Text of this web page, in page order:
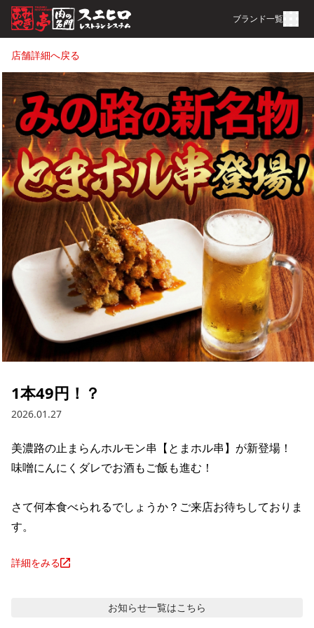
ブランド一覧
店舗詳細へ戻る
1本49円！？
2026.01.27
美濃路の止まらんホルモン串【とまホル串】が新登場！
味噌にんにくダレでお酒もご飯も進む！
さて何本食べられるでしょうか？ご来店お待ちしておりま
す。
詳細をみる
お知らせ一覧はこちら